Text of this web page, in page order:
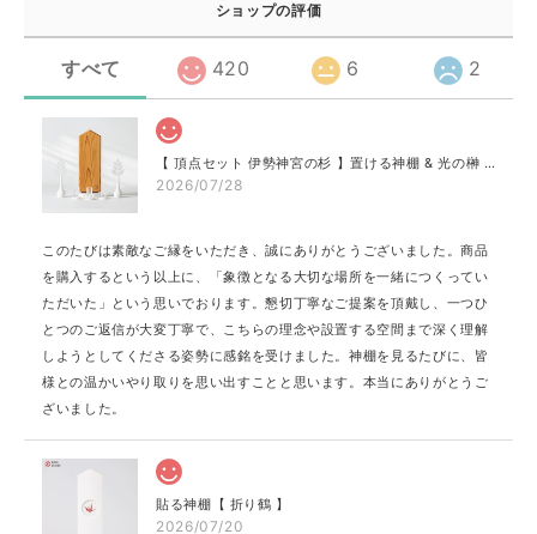
ショップの評価
すべて 420 6 2
【 頂点セット 伊勢神宮の杉 】置ける神棚 & 光の榊 & 光のお供え プレミア［神具 地平 付き］
2026/07/28
このたびは素敵なご縁をいただき、誠にありがとうございました。商品
を購入するという以上に、「象徴となる大切な場所を一緒につくってい
ただいた」という思いでおります。懇切丁寧なご提案を頂戴し、一つひ
とつのご返信が大変丁寧で、こちらの理念や設置する空間まで深く理解
しようとしてくださる姿勢に感銘を受けました。神棚を見るたびに、皆
様との温かいやり取りを思い出すことと思います。本当にありがとうご
ざいました。
貼る神棚【 折り鶴 】
2026/07/20